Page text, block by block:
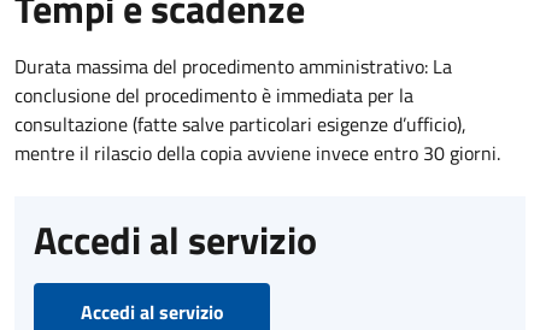
Durata massima del procedimento amministrativo: La
conclusione del procedimento è immediata per la
consultazione (fatte salve particolari esigenze d’ufficio),
mentre il rilascio della copia avviene invece entro 30 giorni.
Accedi al servizio
Accedi al servizio